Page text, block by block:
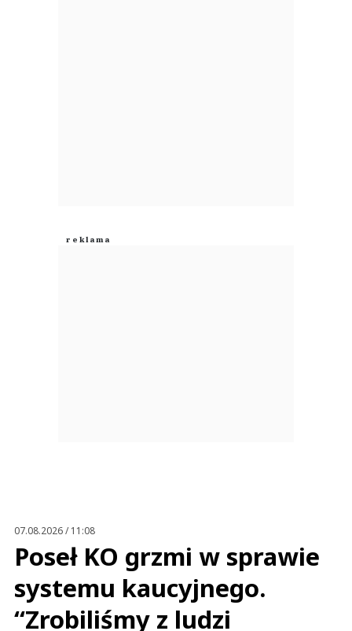
07.08.2026 / 11:08
Poseł KO grzmi w sprawie
systemu kaucyjnego.
“Zrobiliśmy z ludzi